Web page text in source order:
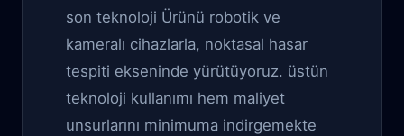
son teknoloji Ürünü robotik ve
kameralı cihazlarla, noktasal hasar
tespiti ekseninde yürütüyoruz. üstün
teknoloji kullanımı hem maliyet
unsurlarını minimuma indirgemekte